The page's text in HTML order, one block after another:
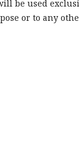
be used
or to any